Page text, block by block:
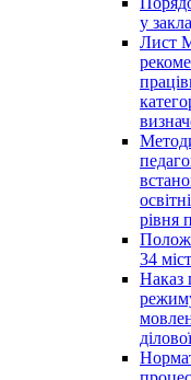
у
Лист
рівня
34
Наказ